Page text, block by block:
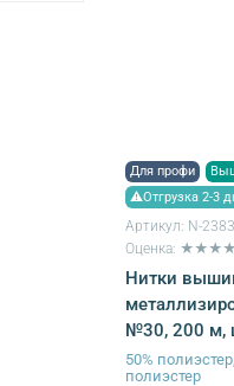
Для профи
⚠Отгрузка 2-3
Артикул: N-
Оценка:
Нитки
№30, 200 м,
50%
полиэстер